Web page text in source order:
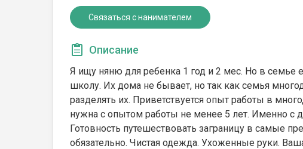
Связаться с нанимателем
Описание
Я ищу няню для ребенка 1 год и 2 мес. Но в семье
школу. Их дома не бывает, но так как семья
разделять их. Приветствуется опыт работы в
нужна с опытом работы не менее 5 лет. Именно с
Готовность путешествовать заграницу в самые
обязательно. Чистая одежда. Ухоженные руки.